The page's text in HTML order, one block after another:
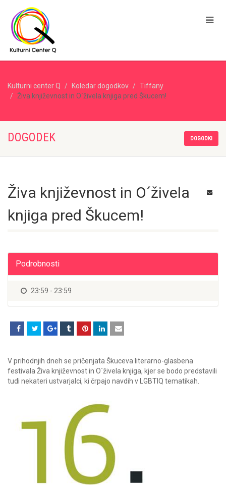
Kulturni center Q Koledar dogodkov
Tiffany
Živa književnost in O´živela knjiga pred Škucem!
DOGODEK DOGODKI
Živa književnost in O´živela
knjiga pred Škucem!
Podrobnosti
23:59 - 23:59
V prihodnjih dneh se pričenjata Škuceva literarno-glasbena
festivala Živa književnost in O´živela knjiga, kjer se bodo predstavili
tudi nekateri ustvarjalci, ki črpajo navdih v LGBTIQ tematikah.